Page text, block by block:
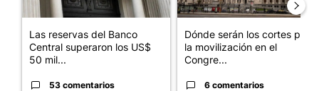
Las reservas del Banco
Central superaron los US$
50 mil...
53 comentarios
Dónde serán los cortes por
la movilización en el
Congre...
6 comentarios